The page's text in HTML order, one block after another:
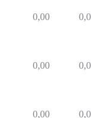
0,00
0,00
0,00